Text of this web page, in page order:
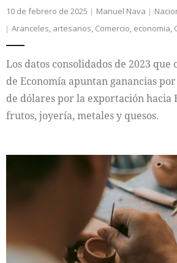
10 de febrero de 2025 Manuel Nava
Aranceles, artesanos, Comercio, economia,
Los datos consolidados de 2023
de Economía apuntan ganancias
de dólares por la exportación hacia
frutos, joyería, metales y quesos.